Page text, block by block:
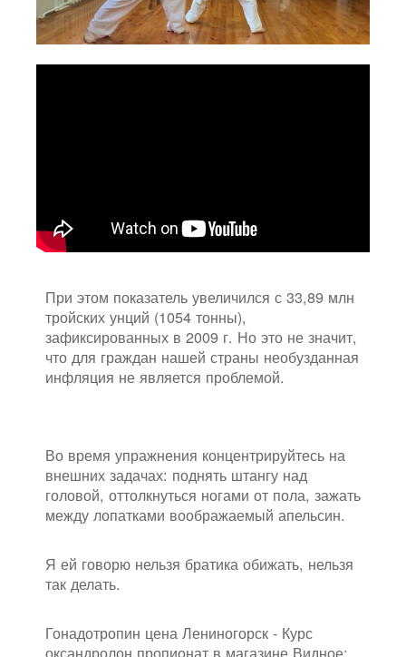
При этом показатель увеличился с 33,89 млн
тройских унций (1054 тонны),
зафиксированных в 2009 г. Но это не значит,
что для граждан нашей страны необузданная
инфляция не является проблемой.
Во время упражнения концентрируйтесь на
внешних задачах: поднять штангу над
головой, оттолкнуться ногами от пола, зажать
между лопатками воображаемый апельсин.
Я ей говорю нельзя братика обижать, нельзя
так делать.
Гонадотропин цена Лениногорск - Курс
оксандролон пропионат в магазине Видное: